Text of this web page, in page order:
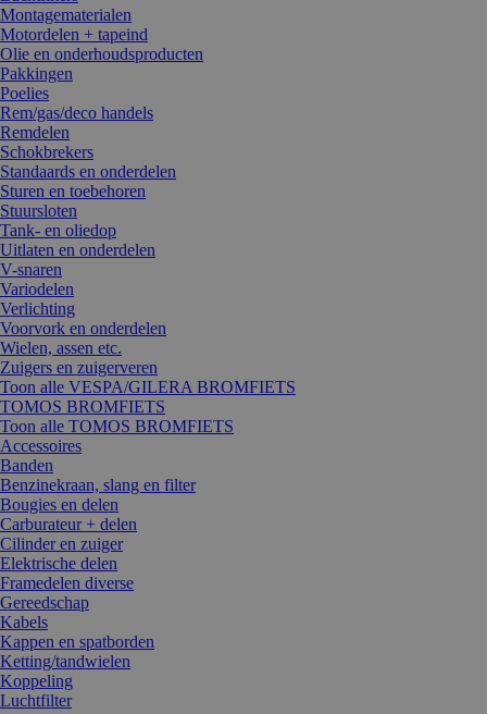
Montagematerialen
Motordelen + tapeind
Olie en onderhoudsproducten
Pakkingen
Poelies
Rem/gas/deco handels
Remdelen
Schokbrekers
Standaards en onderdelen
Sturen en toebehoren
Stuursloten
Tank- en oliedop
Uitlaten en onderdelen
V-snaren
Variodelen
Verlichting
Voorvork en onderdelen
Wielen, assen etc.
Zuigers en zuigerveren
Toon alle VESPA/GILERA BROMFIETS
TOMOS BROMFIETS
Toon alle TOMOS BROMFIETS
Accessoires
Banden
Benzinekraan, slang en filter
Bougies en delen
Carburateur + delen
Cilinder en zuiger
Elektrische delen
Framedelen diverse
Gereedschap
Kabels
Kappen en spatborden
Ketting/tandwielen
Koppeling
Luchtfilter